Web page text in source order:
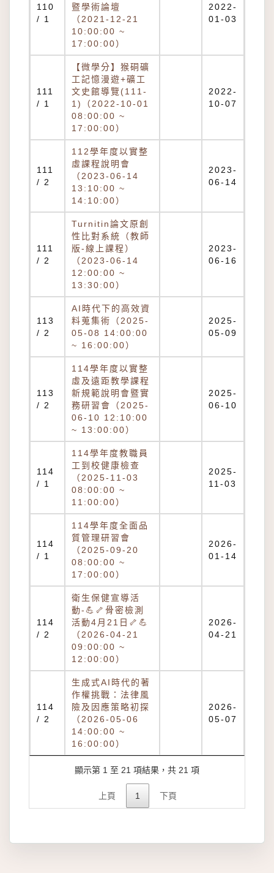
110
/ 1
暨學術論壇
（2021-12-21
10:00:00 ~
17:00:00）
2022-
01-03
111
/ 1
【微學分】猴硐礦
工記憶漫遊+礦工
文史館導覽(111-
1)（2022-10-01
08:00:00 ~
17:00:00）
2022-
10-07
111
/ 2
112學年度以實整
虛課程說明會
（2023-06-14
13:10:00 ~
14:10:00）
2023-
06-14
111
/ 2
Turnitin論文原創
性比對系統（教師
版-線上課程）
（2023-06-14
12:00:00 ~
13:30:00）
2023-
06-16
113
/ 2
AI時代下的高效資
料蒐集術（2025-
05-08 14:00:00
~ 16:00:00）
2025-
05-09
113
/ 2
114學年度以實整
虛及遠距教學課程
新規範說明會暨實
務研習會（2025-
06-10 12:10:00
~ 13:00:00）
2025-
06-10
114
/ 1
114學年度教職員
工到校健康檢查
（2025-11-03
08:00:00 ~
11:00:00）
2025-
11-03
114
/ 1
114學年度全面品
質管理研習會
（2025-09-20
08:00:00 ~
17:00:00）
2026-
01-14
114
/ 2
衛生保健宣導活
動-💪🦴骨密檢測
活動4月21日🦴💪
（2026-04-21
09:00:00 ~
12:00:00）
2026-
04-21
114
/ 2
生成式AI時代的著
作權挑戰：法律風
險及因應策略初探
（2026-05-06
14:00:00 ~
16:00:00）
2026-
05-07
顯示第 1 至 21 項結果，共 21 項
上頁 1 下頁